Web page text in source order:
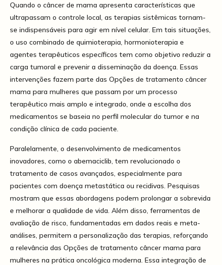
Quando o câncer de mama apresenta características que
ultrapassam o controle local, as terapias sistêmicas tornam-
se indispensáveis para agir em nível celular. Em tais situações,
o uso combinado de quimioterapia, hormonioterapia e
agentes terapêuticos específicos tem como objetivo reduzir a
carga tumoral e prevenir a disseminação da doença. Essas
intervenções fazem parte das Opções de tratamento câncer
mama para mulheres que passam por um processo
terapêutico mais amplo e integrado, onde a escolha dos
medicamentos se baseia no perfil molecular do tumor e na
condição clínica de cada paciente.
Paralelamente, o desenvolvimento de medicamentos
inovadores, como o abemaciclib, tem revolucionado o
tratamento de casos avançados, especialmente para
pacientes com doença metastática ou recidivas. Pesquisas
mostram que essas abordagens podem prolongar a sobrevida
e melhorar a qualidade de vida. Além disso, ferramentas de
avaliação de risco, fundamentadas em dados reais e meta-
análises, permitem a personalização das terapias, reforçando
a relevância das Opções de tratamento câncer mama para
mulheres na prática oncológica moderna. Essa integração de